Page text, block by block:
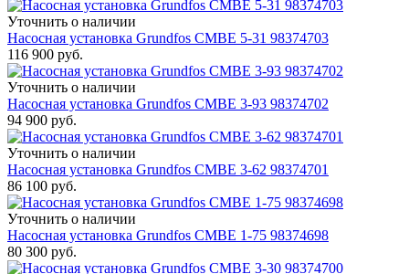
Уточнить о наличии
Насосная установка Grundfos CMBE 5-31 98374703
116 900 руб.
Уточнить о наличии
Насосная установка Grundfos CMBE 3-93 98374702
94 900 руб.
Уточнить о наличии
Насосная установка Grundfos CMBE 3-62 98374701
86 100 руб.
Уточнить о наличии
Насосная установка Grundfos CMBE 1-75 98374698
80 300 руб.